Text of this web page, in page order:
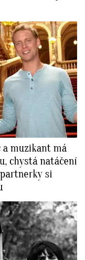
a muzikant má
chystá natáčení
si